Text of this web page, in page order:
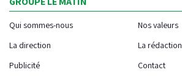
Qui sommes-nous
Nos valeurs
La direction
La rédaction
Publicité
Contact